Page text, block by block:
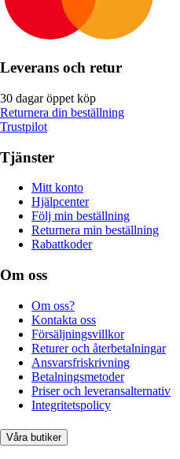
Leverans och retur
30 dagar öppet köp
Returnera din beställning
Trustpilot
Tjänster
Mitt konto
Hjälpcenter
Följ min beställning
Returnera min beställning
Rabattkoder
Om oss
Om oss?
Kontakta oss
Försäljningsvillkor
Returer och återbetalningar
Ansvarsfriskrivning
Betalningsmetoder
Priser och leveransalternativ
Integritetspolicy
Våra butiker